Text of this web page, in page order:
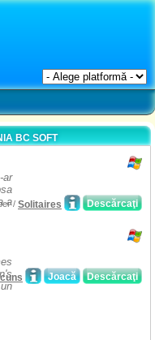
BC SOFT
ar
a
Descărcaţi
/ Solitaires
Descărcaţi
Joacă